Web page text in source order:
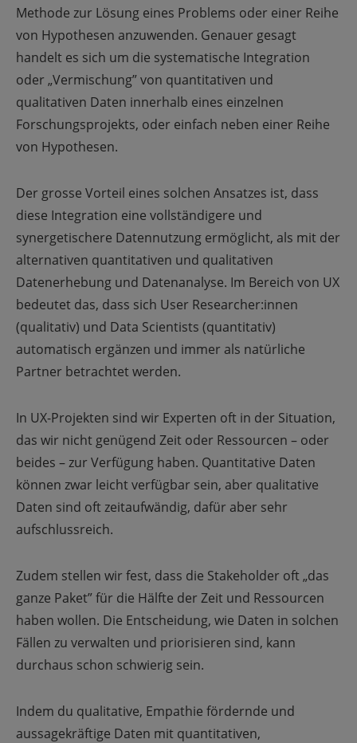
Methode zur Lösung eines Problems oder einer Reihe
von Hypothesen anzuwenden. Genauer gesagt
handelt es sich um die systematische Integration
oder „Vermischung” von quantitativen und
qualitativen Daten innerhalb eines einzelnen
Forschungsprojekts, oder einfach neben einer Reihe
von Hypothesen.
Der grosse Vorteil eines solchen Ansatzes ist, dass
diese Integration eine vollständigere und
synergetischere Datennutzung ermöglicht, als mit der
alternativen quantitativen und qualitativen
Datenerhebung und Datenanalyse. Im Bereich von UX
bedeutet das, dass sich User Researcher:innen
(qualitativ) und Data Scientists (quantitativ)
automatisch ergänzen und immer als natürliche
Partner betrachtet werden.
In UX-Projekten sind wir Experten oft in der Situation,
das wir nicht genügend Zeit oder Ressourcen – oder
beides –zur Verfügung haben. Quantitative Daten
können zwar leicht verfügbar sein, aber qualitative
Daten sind oft zeitaufwändig, dafür aber sehr
aufschlussreich.
Zudem stellen wir fest, dass die Stakeholder oft „das
ganze Paket” für die Hälfte der Zeit und Ressourcen
haben wollen. Die Entscheidung, wie Daten in solchen
Fällen zu verwalten und priorisieren sind, kann
durchaus schon schwierig sein.
Indem du qualitative, Empathie fördernde und
aussagekräftige Daten mit quantitativen,